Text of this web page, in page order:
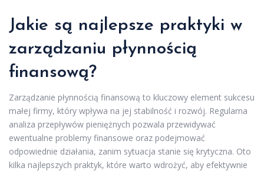
Jakie są najlepsze praktyki w
zarządzaniu płynnością
finansową?
Zarządzanie płynnością finansową to kluczowy element sukcesu
małej firmy, który wpływa na jej stabilność i rozwój. Regularna
analiza przepływów pieniężnych pozwala przewidywać
ewentualne problemy finansowe oraz podejmować
odpowiednie działania, zanim sytuacja stanie się krytyczna. Oto
kilka najlepszych praktyk, które warto wdrożyć, aby efektywnie